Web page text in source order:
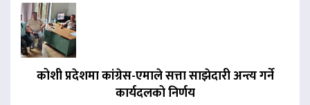
कोशी प्रदेशमा कांग्रेस-एमाले सत्ता साझेदारी अन्त्य गर्ने
कार्यदलको निर्णय